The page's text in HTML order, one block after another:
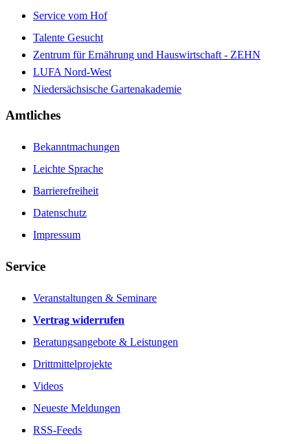
Service vom Hof
Talente Gesucht
Zentrum für Ernährung und Hauswirtschaft - ZEHN
LUFA Nord-West
Niedersächsische Gartenakademie
Amtliches
Bekanntmachungen
Leichte Sprache
Barrierefreiheit
Datenschutz
Impressum
Service
Veranstaltungen & Seminare
Vertrag widerrufen
Beratungsangebote & Leistungen
Drittmittelprojekte
Videos
Neueste Meldungen
RSS-Feeds